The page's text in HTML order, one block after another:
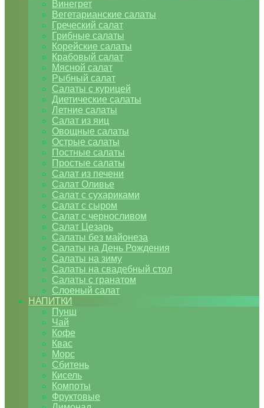
Винегрет
Вегетарианские салаты
Греческий салат
Грибные салаты
Корейские салаты
Крабовый салат
Мясной салат
Рыбный салат
Салаты с курицей
Диетические салаты
Летние салаты
Салат из яиц
Овощные салаты
Острые салаты
Постные салаты
Простые салаты
Салат из печени
Салат Оливье
Салат с сухариками
Салат с сыром
Салат с черносливом
Салат Цезарь
Салаты без майонеза
Салаты на День Рождения
Салаты на зиму
Салаты на свадебный стол
Салаты с гранатом
Слоеный салат
НАПИТКИ
Пунш
Чай
Кофе
Квас
Морс
Сбитень
Кисель
Компоты
Фруктовые